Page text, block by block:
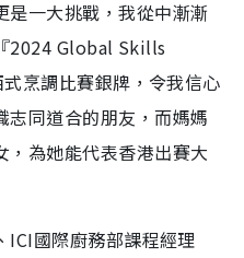
是一大挑戰，我從中漸漸
2024 Global Skills
烹調比賽銀牌，令我信心
志同道合的朋友，而媽媽
，為她能代表香港出賽大
ICI國際廚務部課程經理